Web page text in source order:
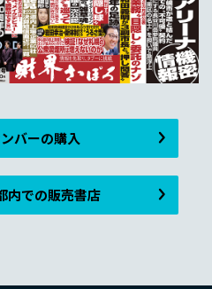
バーの購入
内での販売書店